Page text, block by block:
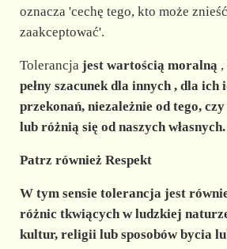
oznacza 'cechę tego, kto może
zaakceptować'.
Tolerancja jest wartością moralną,
pełny szacunek dla innych, dla ich
przekonań, niezależnie od tego, czy
lub różnią się od naszych własnych.
Patrz również Respekt
W tym sensie tolerancja jest
różnic tkwiących w ludzkiej
kultur, religii lub sposobów bycia